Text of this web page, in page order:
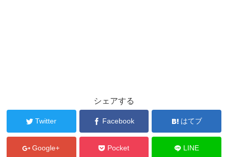
シェアする
Twitter Facebook はてブ
Google+ Pocket LINE